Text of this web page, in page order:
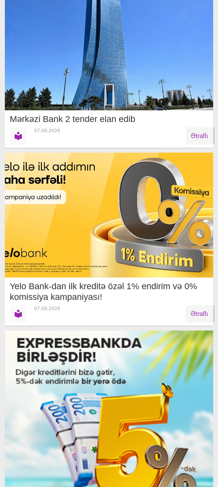
Mərkəzi Bank 2 tender elan edib
07.08.2026
Ətraflı
Yelo Bank-dan ilk kreditə özəl 1% endirim və 0%
komissiya kampaniyası!
07.08.2026
Ətraflı